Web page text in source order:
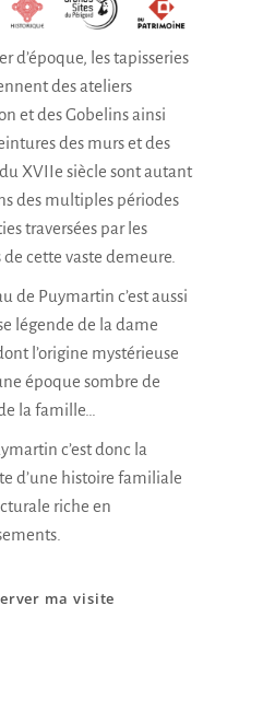
d’époque, les tapisseries
des ateliers
et des Gobelins ainsi
des murs et des
XVIIe siècle sont autant
des multiples périodes
traversées par les
cette vaste demeure.
de Puymartin c’est aussi
légende de la dame
l’origine mystérieuse
époque sombre de
la famille…
c’est donc la
d’une histoire familiale
riche en
ma visite